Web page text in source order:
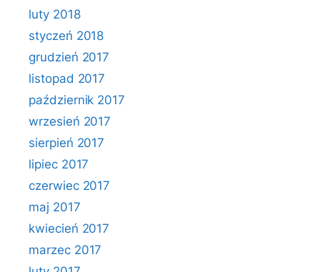
luty 2018
styczeń 2018
grudzień 2017
listopad 2017
październik 2017
wrzesień 2017
sierpień 2017
lipiec 2017
czerwiec 2017
maj 2017
kwiecień 2017
marzec 2017